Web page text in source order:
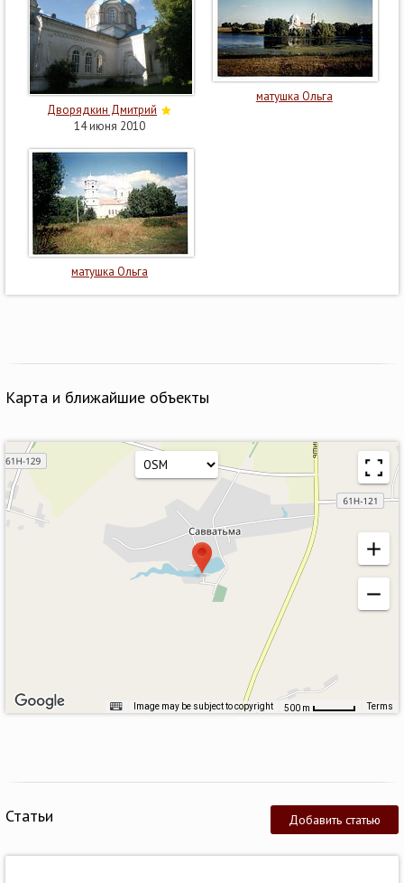
Дворядкин Дмитрий
14 июня 2010
матушка Ольга
матушка Ольга
Карта и ближайшие объекты
Image may be subject to copyright 500 m Terms
Добавить статью
Статьи